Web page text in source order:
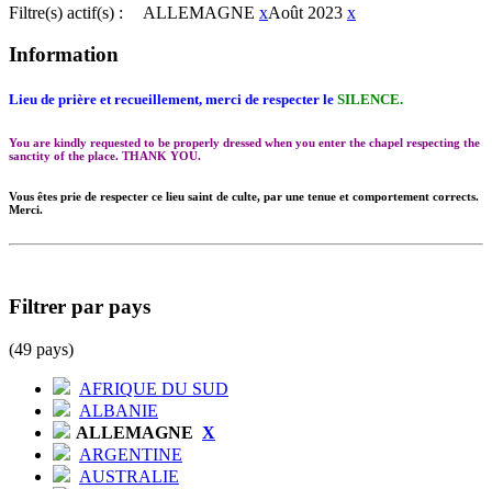
Filtre(s) actif(s) : ALLEMAGNE xAoût 2023 x
Information
Lieu de prière et recueillement, merci de respecter le SILENCE.
You are kindly requested to be properly dressed when you enter the chapel respecting the
sanctity of the place. THANK YOU.
Vous êtes prie de respecter ce lieu saint de culte, par une tenue et comportement corrects.
Merci.
Filtrer par pays
(49 pays)
AFRIQUE DU SUD
ALBANIE
ALLEMAGNE X
ARGENTINE
AUSTRALIE